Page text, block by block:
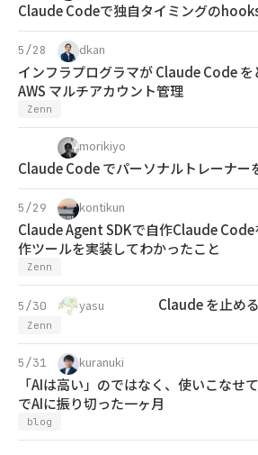
Claude Codeで独自タイミングの
5/28 dkan
インフラプログラマが Claude Code を
AWS マルチアカウント管理
Zenn
morikiyo
Claude Code でパーソナルトレーナー
5/29 kontikun
Claude Agent SDKで自作Claude
作ツールを実装してわかったこと
Zenn
5/30 yasu Claude を止め
Zenn
5/31 kuranuki
「AIは高い」のではなく、使いこなせ
でAIに振り切った一ヶ月
blog